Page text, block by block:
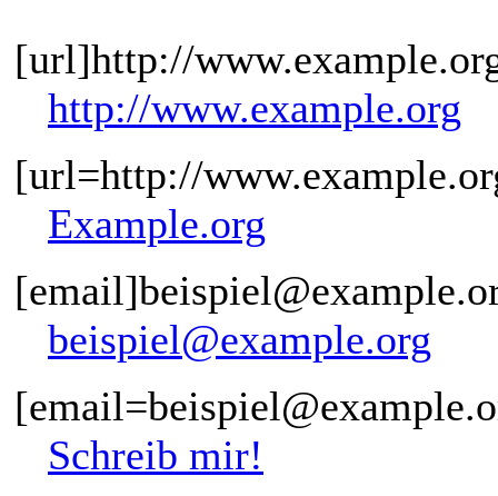
[url]http://
http://www.example.org
[url=http://
Example.org
beispiel@example.org
Schreib mir!